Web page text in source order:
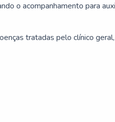
o acompanhamento para
tratadas pelo clínico